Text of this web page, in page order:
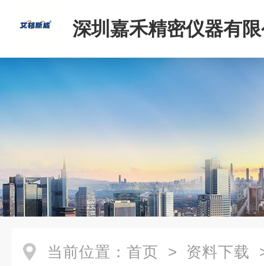
深圳嘉禾精密仪器有
当前位置： 首页 > 资料下载